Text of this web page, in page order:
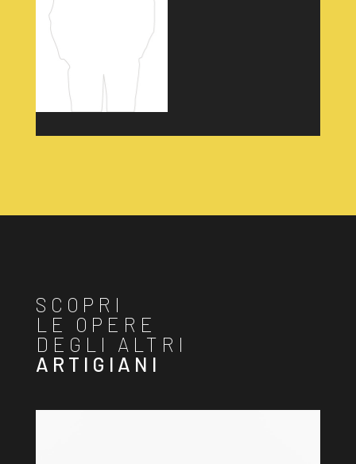
SCOPRI
LE OPERE
DEGLI ALTRI
ARTIGIANI